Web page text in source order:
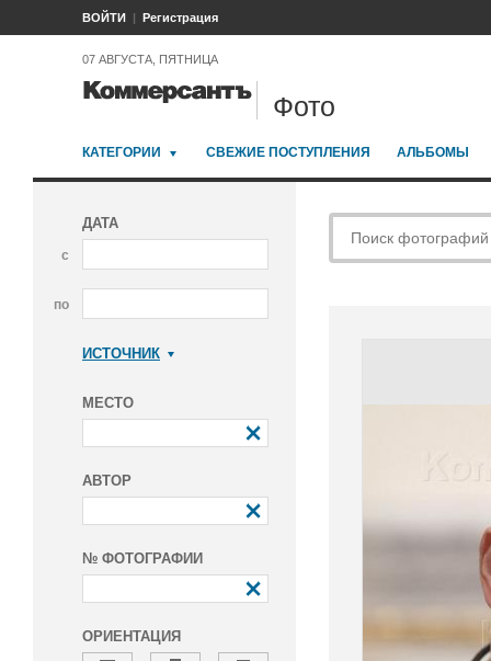
ВОЙТИ Регистрация
07 АВГУСТА, ПЯТНИЦА
Фото
КАТЕГОРИИ СВЕЖИЕ ПОСТУПЛЕНИЯ АЛЬБОМЫ
ДАТА
с
по
ИСТОЧНИК
МЕСТО
АВТОР
№ ФОТОГРАФИИ
ОРИЕНТАЦИЯ